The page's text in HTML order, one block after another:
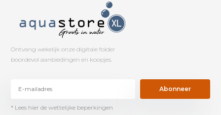
Ontvang wekelijk onze digitale folder
boordevol aanbiedingen en koopjes.
Abonneer
* Lees hier de wettelijke beperkingen